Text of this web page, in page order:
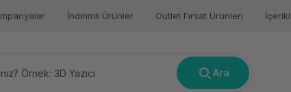
İndirimli Ürünler Outlet Fırsat Ürünleri
Ara